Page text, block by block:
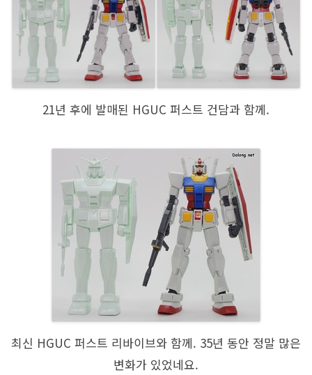
21년 후에 발매된 HGUC 퍼스트 건담과 함께.
최신 HGUC 퍼스트 리바이브와 함께. 35년 동안 정말 많은
변화가 있었네요.